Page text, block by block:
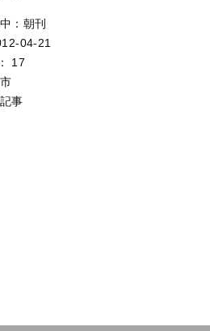
：朝刊
04-21
：
17
事